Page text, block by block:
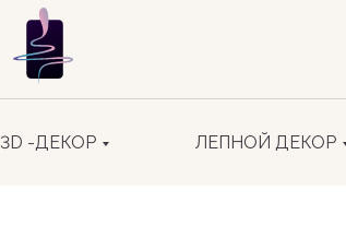
3D -ДЕКОР ЛЕПНОЙ ДЕКОР